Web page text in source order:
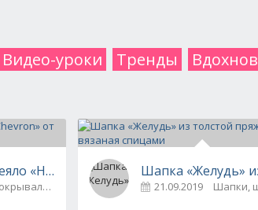
Видео-уроки Тренды
«Holiday Chevron» от Jessie Rayot,
коврики и др. 0
Шапка «Желудь»
21.09.2019 Шапки,